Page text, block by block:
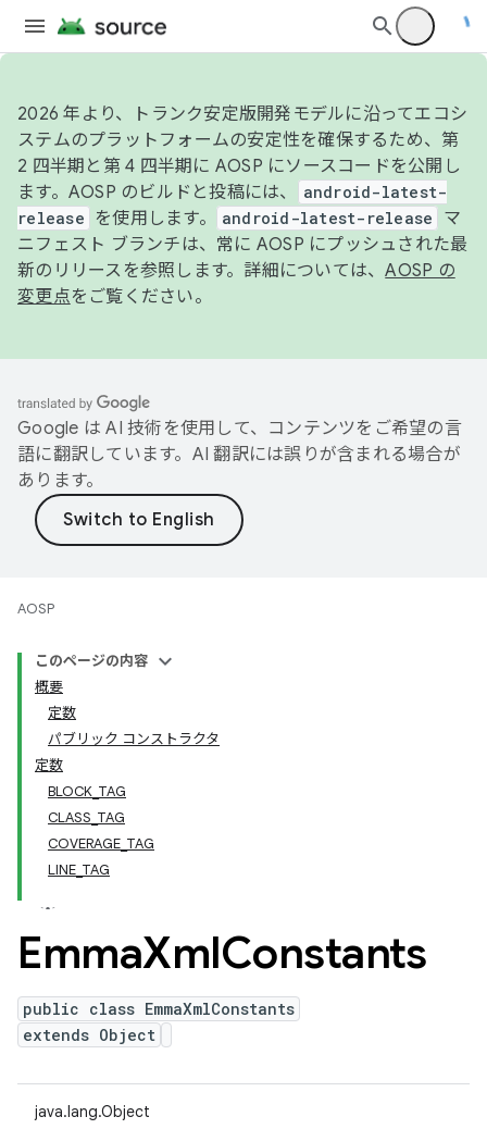
2026 年より、トランク安定版開発モデルに沿ってエコシ
ステムのプラットフォームの安定性を確保するため、第
2 四半期と第 4 四半期に AOSP にソースコードを公開し
ます。AOSP のビルドと投稿には、
android-latest-
release
を使用します。 android-latest-release
マ
ニフェスト ブランチは、常に AOSP にプッシュされた最
新のリリースを参照します。詳細については、AOSP の
変更点をご覧ください。
Google は AI 技術を使用して、コンテンツをご希望の言
語に翻訳しています。AI 翻訳には誤りが含まれる場合が
あります。
AOSP
このページの内容
概要
定数
パブリック コンストラクタ
定数
BLOCK_TAG
CLASS_TAG
COVERAGE_TAG
LINE_TAG
EmmaXmlConstants
public class EmmaXmlConstants
extends Object
java.lang.Object